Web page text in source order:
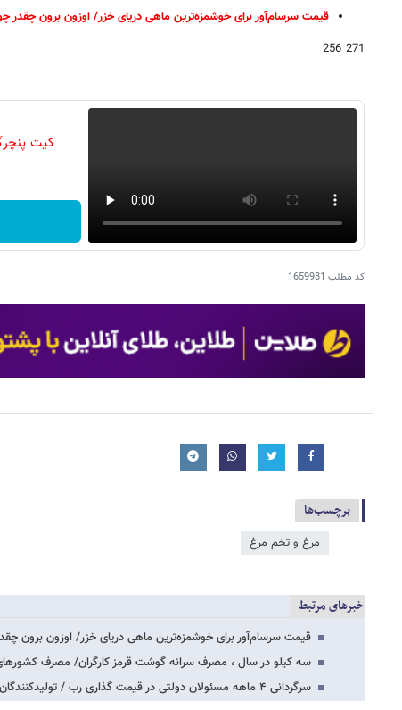
قیمت سرسام‌آور برای خوشمزه‌ترین ماهی دریای خزر/ اوزون برون چقدر
271 256
کیت
کد مطلب 1659981
برچسب‌ها
مرغ و تخم مرغ
خبرهای مرتبط
قیمت سرسام‌آور برای خوشمزه‌ترین ماهی دریای خزر/ اوزون برون
سه کیلو در سال ، مصرف سرانه گوشت قرمز کارگران/ مصرف
سرگردانی ۴ ماهه مسئولان دولتی در قیمت گذاری رب / تولیدکنندگان : مصرف کنندگان ضرر…